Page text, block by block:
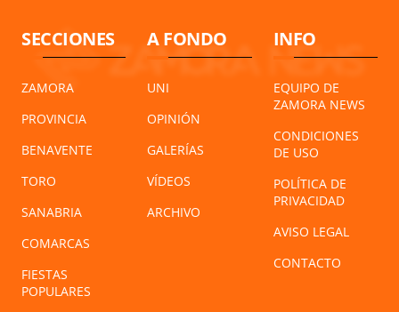
SECCIONES
ZAMORA
PROVINCIA
BENAVENTE
TORO
SANABRIA
COMARCAS
FIESTAS
POPULARES
A FONDO
UNI
OPINIÓN
GALERÍAS
VÍDEOS
ARCHIVO
INFO
EQUIPO DE
ZAMORA NEWS
CONDICIONES
DE USO
POLÍTICA DE
PRIVACIDAD
AVISO LEGAL
CONTACTO